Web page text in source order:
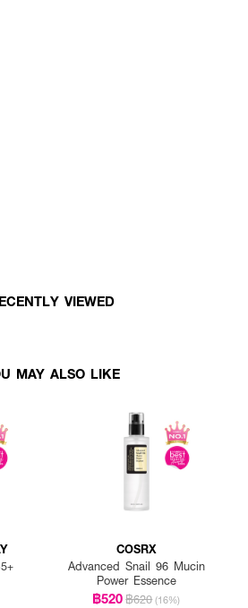
VIEWED
MAY ALSO LIKE
COSRX
Advanced Snail 96 Mucin
Power Essence
฿520฿620 (16%)